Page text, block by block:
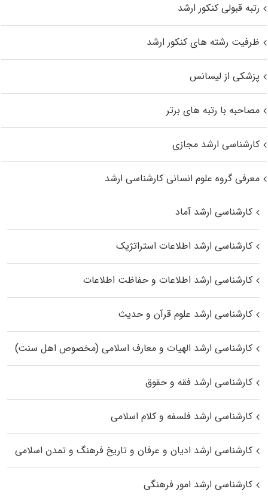
رتبه قبولی کنکور ارشد
ظرفیت رشته های کنکور ارشد
پزشکی از لیسانس
مصاحبه با رتبه های برتر
کارشناسی ارشد مجازی
معرفی گروه علوم انسانی کارشناسی ارشد
کارشناسی ارشد آماد
کارشناسی ارشد اطلاعات استراتژیک
کارشناسی ارشد اطلاعات و حفاظت اطلاعات
کارشناسی ارشد علوم قرآن و حدیث
کارشناسی ارشد الهیات و معارف اسلامی (مخصوص اهل سنت)
کارشناسی ارشد فقه و حقوق
کارشناسی ارشد فلسفه و کلام اسلامی
کارشناسی ارشد ادیان و عرفان و تاریخ فرهنگ و تمدن اسلامی
کارشناسی ارشد امور فرهنگی